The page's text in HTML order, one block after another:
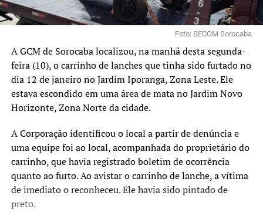
Foto: SECOM Sorocaba
A GCM de Sorocaba localizou, na manhã desta segunda-
feira (10), o carrinho de lanches que tinha sido furtado no
dia 12 de janeiro no Jardim Iporanga, Zona Leste. Ele
estava escondido em uma área de mata no Jardim Novo
Horizonte, Zona Norte da cidade.
A Corporação identificou o local a partir de denúncia e
uma equipe foi ao local, acompanhada do proprietário do
carrinho, que havia registrado boletim de ocorrência
quanto ao furto. Ao avistar o carrinho de lanche, a vítima
de imediato o reconheceu. Ele havia sido pintado de
preto.